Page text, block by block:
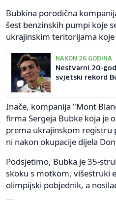
Bubkina porodična
šest benzinskih pumpi koje
ukrajinskim teritorijama koje
NAKON 26 GODINA
Nestvarni 20-
svjetski rekord
Inače, kompanija "Mont
firma Sergeja Bubke koja je
prema ukrajinskom registru
ni nakon okupacije dijela
Podsjetimo, Bubka je 35-
skoku s motkom, višestruki
olimpijski pobjednik, a